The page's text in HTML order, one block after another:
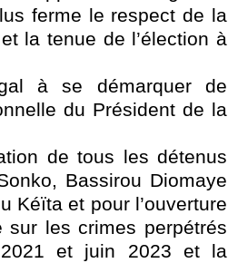
ferme le respect de la
la tenue de l’élection à
à se démarquer de
du Président de la
de tous les détenus
Bassirou Diomaye
Kéïta et pour l’ouverture
sur les crimes perpétrés
et juin 2023 et la